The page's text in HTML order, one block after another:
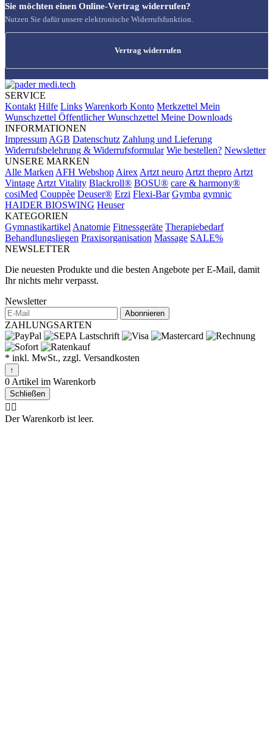
Sie möchten einen Online-Vertrag widerrufen?
Nutzen Sie dafür unsere elektronische Widerrufsfunktion.
Vertrag widerrufen
SERVICE
Kontakt Hilfe Links Warenkorb Konto Merkzettel Mein
Wunschzettel Öffentlicher Wunschzettel Meine Downloads
INFORMATIONEN
Impressum AGB Datenschutz Zahlung und Lieferung
Widerrufsbelehrung & Widerrufsformular Wie bestellen? Newsletter
UNSERE MARKEN
Alle Marken AFH Webshop Airex Artzt neuro Artzt thepro Artzt
Vintage Artzt Vitality Blackroll® BOSU® care & harmony®
cosiMed Couppèe Deuser® Erzi Flexi-Bar Gymba gymnic
HAIDER BIOSWING Heuser
KATEGORIEN
Gymnastikartikel Anatomie Fitnessgeräte Therapiebedarf
Behandlungsliegen Praxisorganisation Massage SALE%
NEWSLETTER
Die neuesten Produkte und die besten Angebote per E-Mail, damit
Ihr nichts mehr verpasst.
Newsletter
Abonnieren
ZAHLUNGSARTEN
* inkl. MwSt., zzgl. Versandkosten
↑
0 Artikel im Warenkorb
Schließen
🤷‍♂️
Der Warenkorb ist leer.